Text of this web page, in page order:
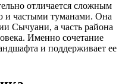
отличается сложным
и частыми туманами. Она
Сычуани, а часть района
Именно сочетание
и поддерживает ее